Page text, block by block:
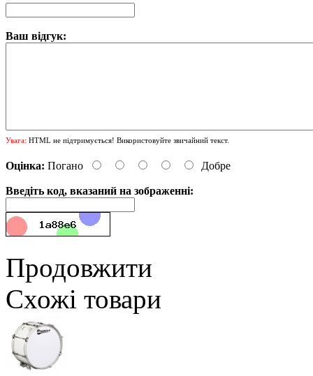
Ваш відгук:
Увага: HTML не підтримується! Використовуйте звичайний текст.
Оцінка: Погано Добре
Введіть код, вказаний на зображенні:
Продовжити
Схожі товари